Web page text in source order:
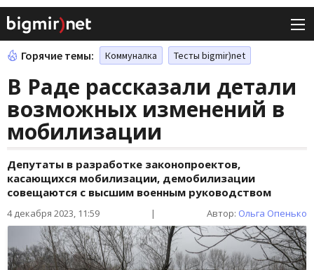
Горячие темы: Коммуналка Тесты bigmir)net
В Раде рассказали детали
возможных изменений в
мобилизации
Депутаты в разработке законопроектов,
касающихся мобилизации, демобилизации
совещаются с высшим военным руководством
4 декабря 2023, 11:59 | Автор: Ольга Опенько